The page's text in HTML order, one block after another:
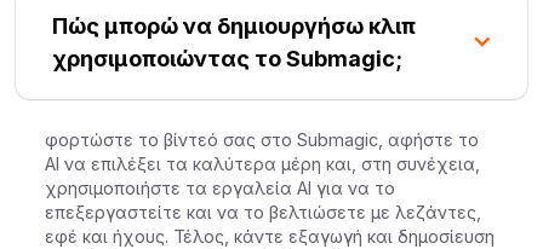
Πώς μπορώ να δημιουργήσω κλιπ
χρησιμοποιώντας το Submagic;
φορτώστε το βίντεό σας στο Submagic, αφήστε το
AI να επιλέξει τα καλύτερα μέρη και, στη συνέχεια,
χρησιμοποιήστε τα εργαλεία AI για να το
επεξεργαστείτε και να το βελτιώσετε με λεζάντες,
εφέ και ήχους. Τέλος, κάντε εξαγωγή και δημοσίευση